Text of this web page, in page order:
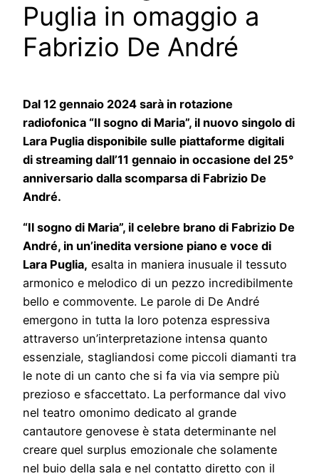
Puglia in omaggio a
Fabrizio De André
Dal 12 gennaio 2024 sarà in rotazione
radiofonica “Il sogno di Maria”, il nuovo singolo di
Lara Puglia disponibile sulle piattaforme digitali
di streaming dall’11 gennaio in occasione del 25°
anniversario dalla scomparsa di Fabrizio De
André.
“Il sogno di Maria”, il celebre brano di Fabrizio De
André, in un’inedita versione piano e voce di
Lara Puglia, esalta in maniera inusuale il tessuto
armonico e melodico di un pezzo incredibilmente
bello e commovente. Le parole di De André
emergono in tutta la loro potenza espressiva
attraverso un’interpretazione intensa quanto
essenziale, stagliandosi come piccoli diamanti tra
le note di un canto che si fa via via sempre più
prezioso e sfaccettato. La performance dal vivo
nel teatro omonimo dedicato al grande
cantautore genovese è stata determinante nel
creare quel surplus emozionale che solamente
nel buio della sala e nel contatto diretto con il